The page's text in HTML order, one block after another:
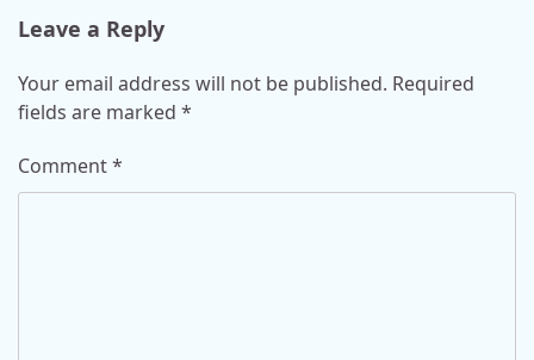
Leave a Reply
Your email address will not be published. Required
fields are marked *
Comment*